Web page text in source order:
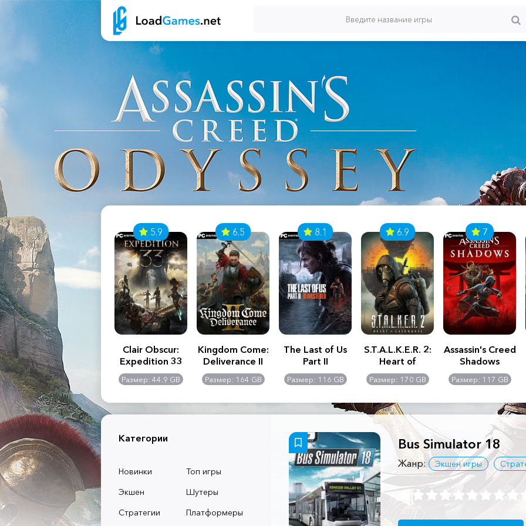
2:
-
GB
Assassin's Creed
Shadows
Размер: 117 GB
5.9
Clair Obscur:
Expedition 33
Размер: 44.9 GB
6.5
Kingdom Come:
Deliverance II
Размер: 164 GB
8.1
The Last of Us
Part II
Remastered
Размер: 116 GB
6.9
S.T.A.L.K.E.R. 2:
Heart of
Chernobyl -
Ultimate Edition
Размер: 170 GB
7
Assassin's Creed
Shadows
Размер: 117 GB
Категории
Новинки
Топ игры
Экшен
Шутеры
Стратегии
Платформеры
Bus Simulator 18
Жанр: Экшен игры